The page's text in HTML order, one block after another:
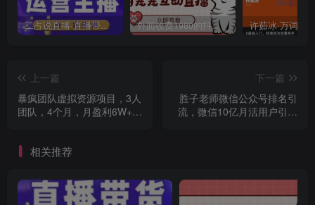
二占说直播·直播带货主播运营课程，主播运营二合一实操课 外面收费1980的抖音萌宠宠直播项目，可虚拟人直播，抖音报白，实时互动直播【软件+详细教程】
上一篇
暴疯团队虚拟资源项目，3人
团队，4个月，月盈利6W+，
下一篇
胜子老师微信公众号排名引
流，微信10亿月活用户引流
相关推荐